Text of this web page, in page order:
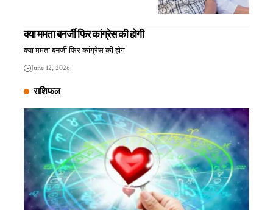
क्या ममता बनर्जी फिर कांग्रेस की होगी
क्या ममता बनर्जी फिर कांग्रेस की होग
June 12, 2026
राशिफल